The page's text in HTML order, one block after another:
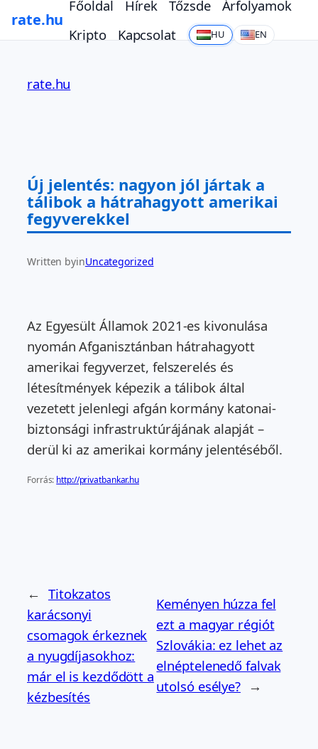
rate.hu
Főoldal Hírek Tőzsde
Árfolyamok
Kripto
Kapcsolat HU EN
tartalomhoz
rate.hu
Új jelentés: nagyon jól jártak a
tálibok a hátrahagyott amerikai
fegyverekkel
Written byinUncategorized
Az Egyesült Államok 2021-es kivonulása
nyomán Afganisztánban hátrahagyott
amerikai fegyverzet, felszerelés és
létesítmények képezik a tálibok által
vezetett jelenlegi afgán kormány katonai-
biztonsági infrastruktúrájának alapját –
derül ki az amerikai kormány jelentéséből.
Forrás: http://privatbankar.hu
← Titokzatos
karácsonyi
csomagok érkeznek
a nyugdíjasokhoz:
már el is kezdődött a
kézbesítés
Keményen húzza fel
ezt a magyar régiót
Szlovákia: ez lehet az
elnéptelenedő falvak
utolsó esélye? →